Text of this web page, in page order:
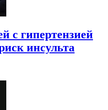
с гипертензией
инсульта